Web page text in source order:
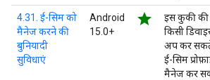
4.31. ई-सिम को
मैनेज करने की
बुनियादी
सुविधाएं
Android
15.0+
star
इस कुकी
किसी
अप कर सकते
ई-सिम
मैनेज कर